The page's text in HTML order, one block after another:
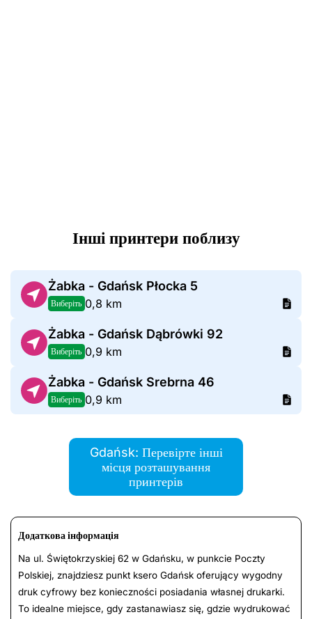
Інші принтери поблизу
Żabka - Gdańsk Płocka 5
Виберіть 0,8 km
Żabka - Gdańsk Dąbrówki 92
Виберіть 0,9 km
Żabka - Gdańsk Srebrna 46
Виберіть 0,9 km
Gdańsk: Перевірте інші
місця розташування
принтерів
Додаткова інформація
Na ul. Świętokrzyskiej 62 w Gdańsku, w punkcie Poczty
Polskiej, znajdziesz punkt ksero Gdańsk oferujący wygodny
druk cyfrowy bez konieczności posiadania własnej drukarki.
To idealne miejsce, gdy zastanawiasz się, gdzie wydrukować